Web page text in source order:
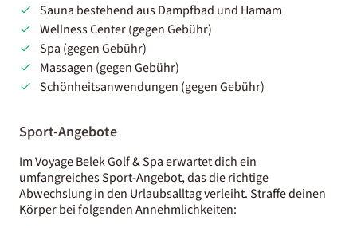
Sauna bestehend aus Dampfbad und Hamam
Wellness Center (gegen Gebühr)
Spa (gegen Gebühr)
Massagen (gegen Gebühr)
Schönheitsanwendungen (gegen Gebühr)
Sport-Angebote
Im Voyage Belek Golf & Spa erwartet dich ein
umfangreiches Sport-Angebot, das die richtige
Abwechslung in den Urlaubsalltag verleiht. Straffe deinen
Körper bei folgenden Annehmlichkeiten: